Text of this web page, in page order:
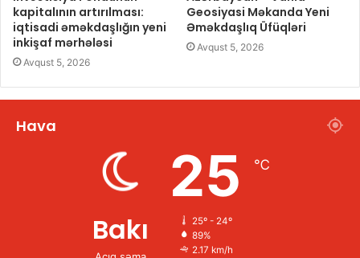
kapitalının artırılması:
iqtisadi əməkdaşlığın yeni
inkişaf mərhələsi
Avqust 5, 2026
Geosiyasi Məkanda Yeni
Əməkdaşlıq Üfüqləri
Avqust 5, 2026
Hava
Bakı
25 ℃
25º - 24º
89%
2.17 km/h